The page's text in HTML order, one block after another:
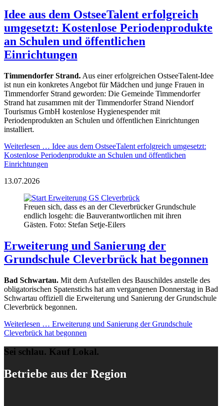
Idee aus dem OstseeTalent erfolgreich
umgesetzt: Kostenlose Periodenprodukte
an Schulen und öffentlichen
Einrichtungen
Timmendorfer Strand. Aus einer erfolgreichen OstseeTalent-Idee
ist nun ein konkretes Angebot für Mädchen und junge Frauen in
Timmendorfer Strand geworden: Die Gemeinde Timmendorfer
Strand hat zusammen mit der Timmendorfer Strand Niendorf
Tourismus GmbH kostenlose Hygienespender mit
Periodenprodukten an Schulen und öffentlichen Einrichtungen
installiert.
Weiterlesen … Idee aus dem OstseeTalent erfolgreich umgesetzt:
Kostenlose Periodenprodukte an Schulen und öffentlichen
Einrichtungen
13.07.2026
Freuen sich, dass es an der Cleverbrücker Grundschule
endlich losgeht: die Bauverantwortlichen mit ihren
Gästen. Foto: Stefan Setje-Eilers
Erweiterung und Sanierung der
Grundschule Cleverbrück hat begonnen
Bad Schwartau. Mit dem Aufstellen des Bauschildes anstelle des
obligatorischen Spatenstichs hat am vergangenen Donnerstag in Bad
Schwartau offiziell die Erweiterung und Sanierung der Grundschule
Cleverbrück begonnen.
Weiterlesen … Erweiterung und Sanierung der Grundschule
Cleverbrück hat begonnen
Sei schlau. Kauf Lokal.
Betriebe aus der Region